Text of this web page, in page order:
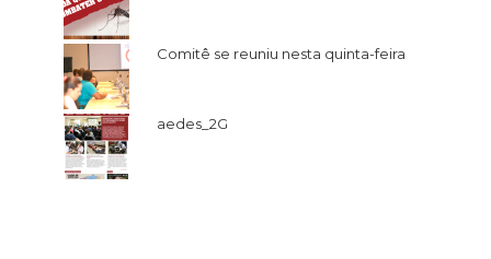
Comitê se reuniu nesta quinta-feira
aedes_2G